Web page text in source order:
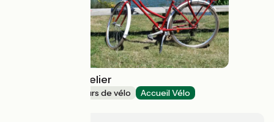
Coffee Bike l'Atelier
Loueurs/réparateurs de vélo Accueil Vélo